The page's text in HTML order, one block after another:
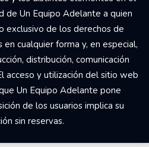
de Un Equipo Adelante a quien
exclusivo de los derechos de
cualquier forma y, en especial,
distribución, comunicación
acceso y utilización del sitio web
Un Equipo Adelante pone
de los usuarios implica su
sin reservas.